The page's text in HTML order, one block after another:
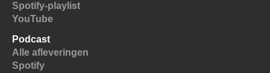
Spotify-playlist
YouTube
Podcast
Alle afleveringen
Spotify